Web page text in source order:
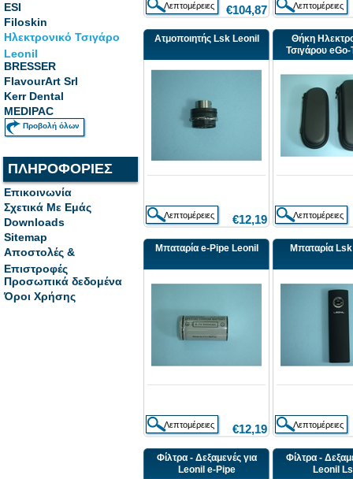
ESI
Filoskin
Ηλεκτρονικό Τσιγάρο
Leonil
BRESSER
FlavourArt Srl
Kerr Dental
MEDIPAC
Προβολή όλων
ΠΛΗΡΟΦΟΡΙΕΣ
Επικοινωνία
Σχετικά Με Εμάς
Downloads
Sitemap
Αποστολές &
Επιστροφές
Προσωπικά δεδομένα
Όροι Χρήσης
€104,87
Ατμοποιητής Lsk Leonil
€12,19
Θήκη
Τσιγάρου
Μπαταρία e-Pipe Leonil
€12,19
Μπαταρία
Φίλτρα - Δεξαμενές για
Leonil e-Pipe
Φίλτρα -
Leonil